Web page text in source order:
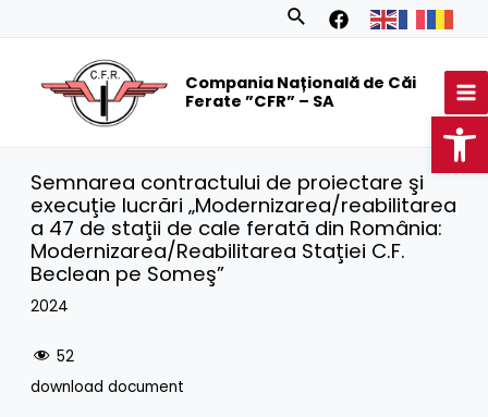
Search
Compania Națională de Căi
Ferate ”CFR” – SA
Semnarea contractului de proiectare şi
execuţie lucrări „Modernizarea/reabilitarea
a 47 de staţii de cale ferată din România:
Modernizarea/Reabilitarea Staţiei C.F.
Beclean pe Someş”
2024
52
download document